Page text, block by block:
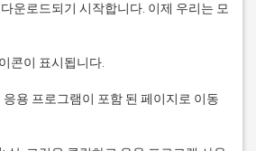
운로드되기 시작합니다. 이제 우리는 모